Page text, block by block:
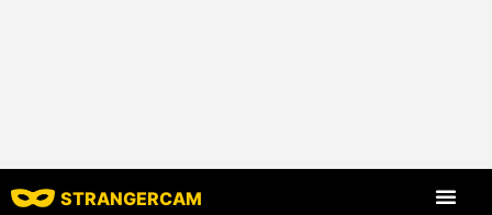
STRANGERCAM